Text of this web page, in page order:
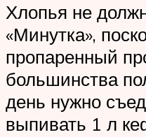
Хлопья не
«Минутка»,
пропаренный
большинства
день нужно
выпивать 1 л